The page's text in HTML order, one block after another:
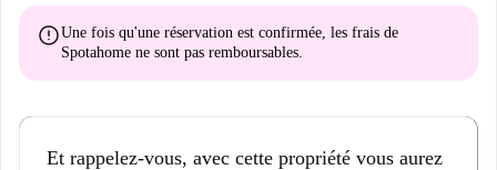
errorUne fois qu'une réservation est confirmée, les frais de
Spotahome ne sont pas remboursables
Et rappelez-vous, avec cette propriété vous aurez